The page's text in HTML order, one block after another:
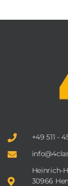
+49 511 -
Heinrich-
30966